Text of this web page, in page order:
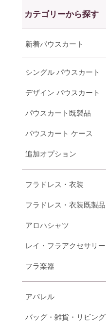
カテゴリーから探す
新着パウスカート
シングル パウスカート
デザイン パウスカート
パウスカート既製品
パウスカート ケース
追加オプション
フラドレス・衣装
フラドレス・衣装既製品
アロハシャツ
レイ・フラアクセサリー
フラ楽器
アパレル
バッグ・雑貨・リビング